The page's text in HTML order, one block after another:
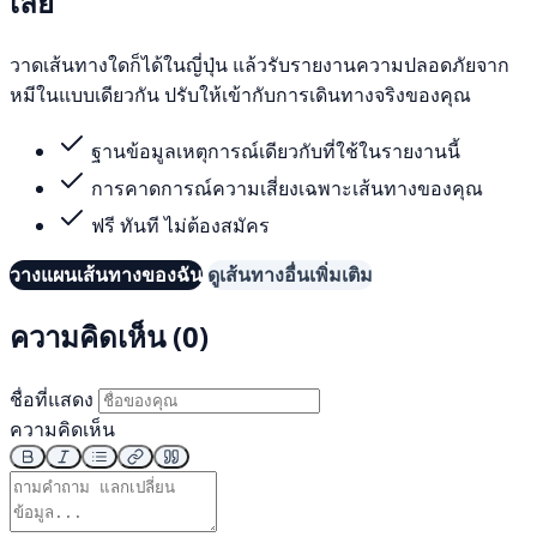
วาดเส้นทางใดก็ได้ในญี่ปุ่น แล้วรับรายงานความปลอดภัยจาก
หมีในแบบเดียวกัน ปรับให้เข้ากับการเดินทางจริงของคุณ
ฐานข้อมูลเหตุการณ์เดียวกับที่ใช้ในรายงานนี้
การคาดการณ์ความเสี่ยงเฉพาะเส้นทางของคุณ
ฟรี ทันที ไม่ต้องสมัคร
วางแผนเส้นทางของฉัน ดูเส้นทางอื่นเพิ่มเติม
ความคิดเห็น (0)
ชื่อที่แสดง
ความคิดเห็น